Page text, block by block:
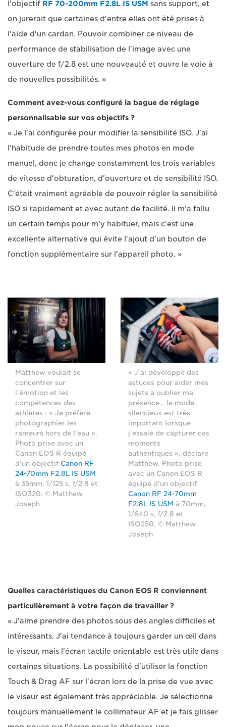
l'objectif RF 70-200mm F2.8L IS USM sans support, et
on jurerait que certaines d'entre elles ont été prises à
l'aide d'un cardan. Pouvoir combiner ce niveau de
performance de stabilisation de l'image avec une
ouverture de f/2.8 est une nouveauté et ouvre la voie à
de nouvelles possibilités. »
Comment avez-vous configuré la bague de réglage
personnalisable sur vos objectifs ?
« Je l'ai configurée pour modifier la sensibilité ISO. J'ai
l'habitude de prendre toutes mes photos en mode
manuel, donc je change constamment les trois variables
de vitesse d'obturation, d'ouverture et de sensibilité ISO.
C'était vraiment agréable de pouvoir régler la sensibilité
ISO si rapidement et avec autant de facilité. Il m'a fallu
un certain temps pour m'y habituer, mais c'est une
excellente alternative qui évite l'ajout d'un bouton de
fonction supplémentaire sur l'appareil photo. »
Matthew voulait se
concentrer sur
l'émotion et les
compétences des
athlètes : « Je préfère
photographier les
rameurs hors de l'eau ».
Photo prise avec un
Canon EOS R équipé
d'un objectif Canon RF
24-70mm F2.8L IS USM
à 35mm, 1/125 s, f/2.8 et
ISO320. © Matthew
Joseph
« J'ai développé des
astuces pour aider mes
sujets à oublier ma
présence… le mode
silencieux est très
important lorsque
j'essaie de capturer ces
moments
authentiques », déclare
Matthew. Photo prise
avec un Canon EOS R
équipé d'un objectif
Canon RF 24-70mm
F2.8L IS USM à 70mm,
1/640 s, f/2.8 et
ISO250. © Matthew
Joseph
Quelles caractéristiques du Canon EOS R conviennent
particulièrement à votre façon de travailler ?
« J'aime prendre des photos sous des angles difficiles et
intéressants. J'ai tendance à toujours garder un œil dans
le viseur, mais l'écran tactile orientable est très utile dans
certaines situations. La possibilité d'utiliser la fonction
Touch & Drag AF sur l'écran lors de la prise de vue avec
le viseur est également très appréciable. Je sélectionne
toujours manuellement le collimateur AF et je fais glisser